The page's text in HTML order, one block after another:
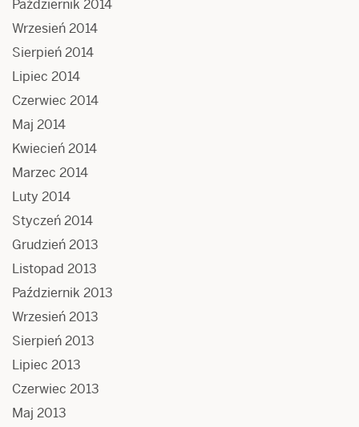
Październik 2014
Wrzesień 2014
Sierpień 2014
Lipiec 2014
Czerwiec 2014
Maj 2014
Kwiecień 2014
Marzec 2014
Luty 2014
Styczeń 2014
Grudzień 2013
Listopad 2013
Październik 2013
Wrzesień 2013
Sierpień 2013
Lipiec 2013
Czerwiec 2013
Maj 2013